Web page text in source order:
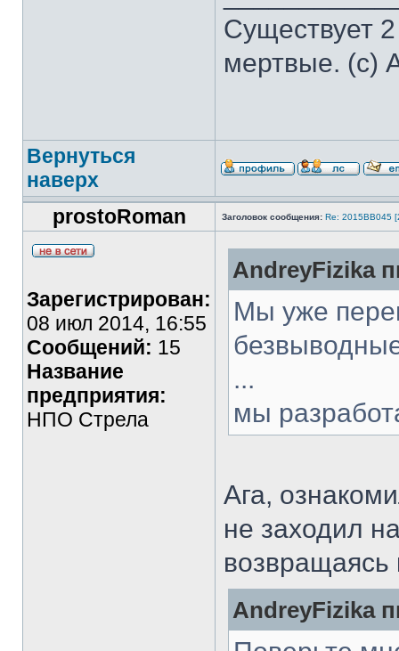
Существует
мертвые. (с)
Вернуться
наверх
prostoRoman
Заголовок сообщения: Re: 2015ВВ045
Зарегистрирован:
08 июл 2014, 16:55
Сообщений: 15
Название
предприятия:
НПО Стрела
AndreyFizika
Мы уже
...
мы
Ага,
не заходил
возвращаясь
AndreyFizika